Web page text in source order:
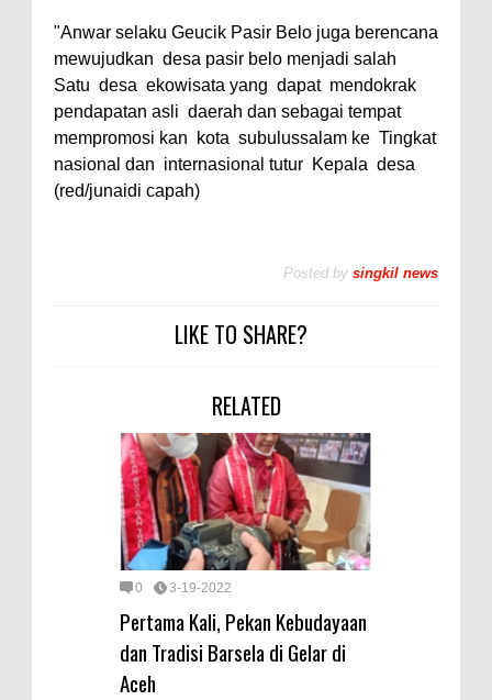
"Anwar selaku Geucik Pasir Belo juga berencana
mewujudkan desa pasir belo menjadi salah
Satu desa ekowisata yang dapat mendokrak
pendapatan asli daerah dan sebagai tempat
mempromosi kan
kota subulussalam ke Tingkat
nasional dan internasional tutur Kepala desa
(red/junaidi capah)
Posted by singkil news
LIKE TO SHARE?
RELATED
0 3-19-2022
Pertama Kali, Pekan Kebudayaan
dan Tradisi Barsela di Gelar di
Aceh